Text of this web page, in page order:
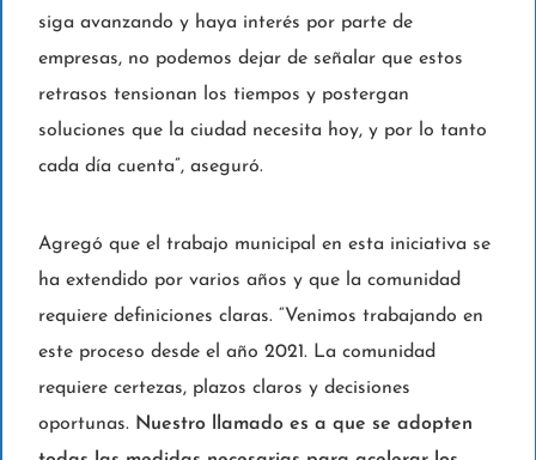
siga avanzando y haya interés por parte de
empresas, no podemos dejar de señalar que estos
retrasos tensionan los tiempos y postergan
soluciones que la ciudad necesita hoy, y por lo tanto
cada día cuenta”, aseguró.
Agregó que el trabajo municipal en esta iniciativa se
ha extendido por varios años y que la comunidad
requiere definiciones claras. “Venimos trabajando en
este proceso desde el año 2021. La comunidad
requiere certezas, plazos claros y decisiones
oportunas. Nuestro llamado es a que se adopten